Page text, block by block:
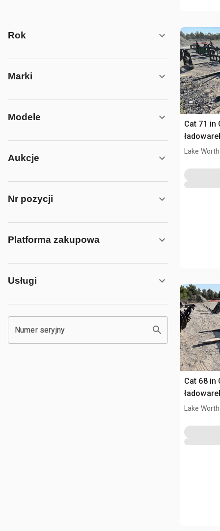
Rok
Marki
Modele
Aukcje
Nr pozycji
Platforma zakupowa
Usługi
Numer seryjny
Cat 71 in
Cat 938M
Lake
Cat 68 in
Cat 950H
Lake